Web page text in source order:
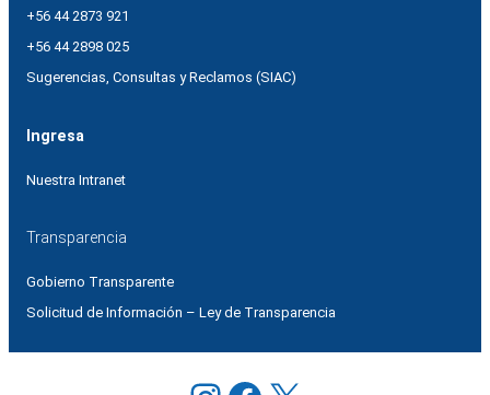
+56 44 2873 921
+56 44 2898 025
Sugerencias, Consultas y Reclamos (SIAC)
Ingresa
Nuestra Intranet
Transparencia
Gobierno Transparente
Solicitud de Información – Ley de Transparencia